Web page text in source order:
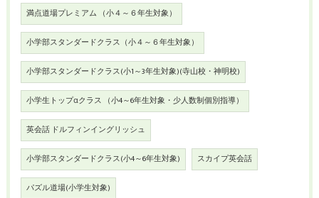
満点道場プレミアム （小４～６年生対象）
小学部スタンダードクラス（小４～６年生対象）
小学部スタンダードクラス(小1～3年生対象)(寺山校・神明校)
小学生トップαクラス （小4～6年生対象・少人数制個別指導）
英会話 ドルフィンイングリッシュ
小学部スタンダードクラス(小4～6年生対象) スカイプ英会話
パズル道場(小学生対象)